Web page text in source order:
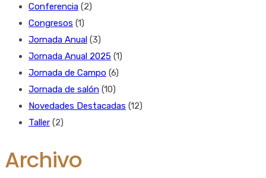
Conferencia (2)
Congresos (1)
Jornada Anual (3)
Jornada Anual 2025 (1)
Jornada de Campo (6)
Jornada de salón (10)
Novedades Destacadas (12)
Taller (2)
Archivo